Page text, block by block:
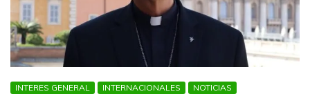
sector
INTERES GENERAL INTERNACIONALES NOTICIAS